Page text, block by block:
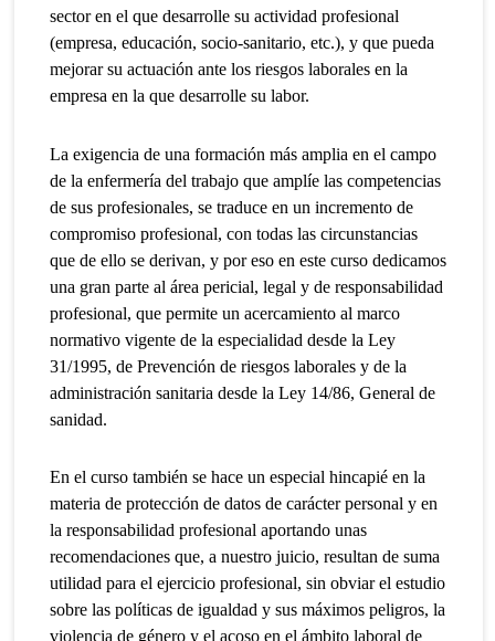
sector en el que desarrolle su actividad profesional
(empresa, educación, socio-sanitario, etc.), y que pueda
mejorar su actuación ante los riesgos laborales en la
empresa en la que desarrolle su labor.
La exigencia de una formación más amplia en el campo
de la enfermería del trabajo que amplíe las competencias
de sus profesionales, se traduce en un incremento de
compromiso profesional, con todas las circunstancias
que de ello se derivan, y por eso en este curso dedicamos
una gran parte al área pericial, legal y de responsabilidad
profesional, que permite un acercamiento al marco
normativo vigente de la especialidad desde la Ley
31/1995, de Prevención de riesgos laborales y de la
administración sanitaria desde la Ley 14/86, General de
sanidad.
En el curso también se hace un especial hincapié en la
materia de protección de datos de carácter personal y en
la responsabilidad profesional aportando unas
recomendaciones que, a nuestro juicio, resultan de suma
utilidad para el ejercicio profesional, sin obviar el estudio
sobre las políticas de igualdad y sus máximos peligros, la
violencia de género y el acoso en el ámbito laboral de